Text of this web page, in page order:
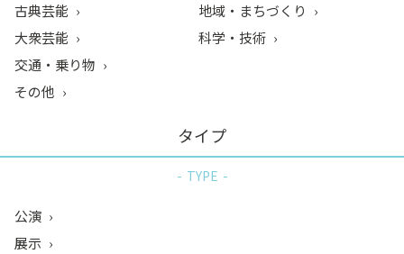
古典芸能
大衆芸能
地域・まちづくり
科学・技術
交通・乗り物
その他
タイプ
TYPE
公演
展示